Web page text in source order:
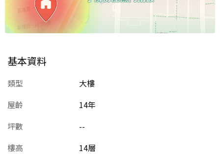
基本資料
類型
大樓
屋齡
14年
坪數
--
樓高
14層